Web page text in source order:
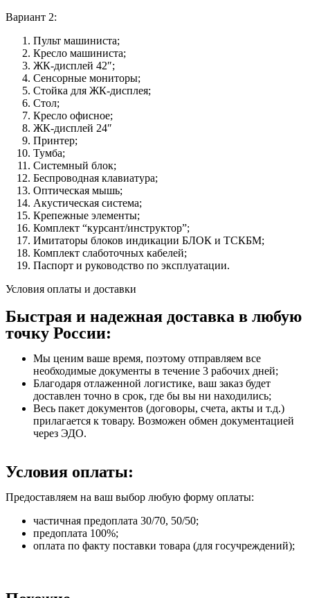
Вариант 2:
Пульт машиниста;
Кресло машиниста;
ЖК-дисплей 42″;
Сенсорные мониторы;
Стойка для ЖК-дисплея;
Стол;
Кресло офисное;
ЖК-дисплей 24″
Принтер;
Тумба;
Системный блок;
Беспроводная клавиатура;
Оптическая мышь;
Акустическая система;
Крепежные элементы;
Комплект “курсант/инструктор”;
Имитаторы блоков индикации БЛОК и ТСКБМ;
Комплект слаботочных кабелей;
Паспорт и руководство по эксплуатации.
Условия оплаты и доставки
Быстрая и надежная доставка в любую
точку России:
Мы ценим ваше время, поэтому отправляем все
необходимые документы в течение 3 рабочих дней;
Благодаря отлаженной логистике, ваш заказ будет
доставлен точно в срок, где бы вы ни находились;
Весь пакет документов (договоры, счета, акты и т.д.)
прилагается к товару. Возможен обмен документацией
через ЭДО.
Условия оплаты:
Предоставляем на ваш выбор любую форму оплаты:
частичная предоплата 30/70, 50/50;
предоплата 100%;
оплата по факту поставки товара (для госучреждений);